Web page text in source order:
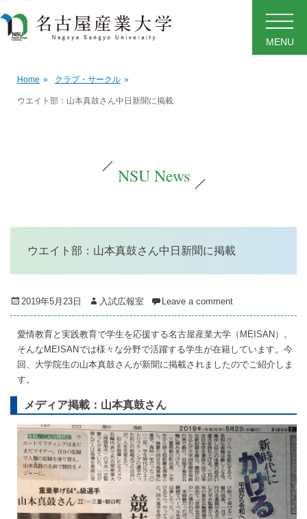
MENU
Home » クラブ・サークル »
ウエイト部：山本真鼓さん中日新聞に掲載
NSU News
ウエイト部：山本真鼓さん中日新聞に掲載
Posted
on
2019年5月23日 Author
入試広報室 Leave a comment
愛情教育と実践教育で学生を応援する名古屋産業大学（MEISAN）。
そんなMEISANでは様々な分野で活躍する学生が在籍しています。今
回、大学院生の山本真鼓さんが新聞に掲載されましたのでご紹介しま
す。
メディア掲載：山本真鼓さん